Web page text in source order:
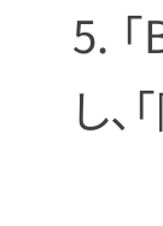
し